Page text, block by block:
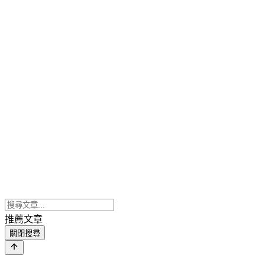
推薦文章
關閉搜尋